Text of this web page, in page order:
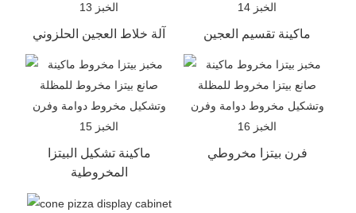
آلة خلاط العجين الحلزوني ماكينة تقسيم العجين
ماكينة تشكيل البيتزا
المخروطية
فرن بيتزا مخروطي